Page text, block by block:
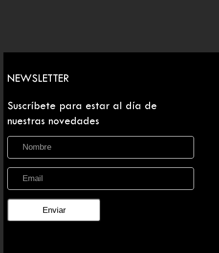
NEWSLETTER
Suscríbete para estar al día de
nuestras novedades